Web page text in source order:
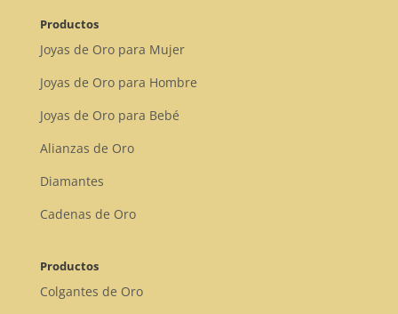
Productos
Joyas de Oro para Mujer
Joyas de Oro para Hombre
Joyas de Oro para Bebé
Alianzas de Oro
Diamantes
Cadenas de Oro
Productos
Colgantes de Oro